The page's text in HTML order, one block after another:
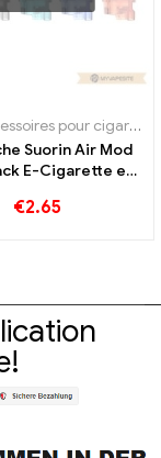
,Évaporateur
pour cigarettes électroniques
Suorin Air Mod
E-Cigarette en
€2.65